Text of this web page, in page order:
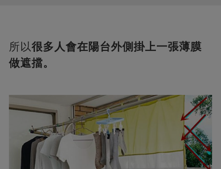
所以很多人會在陽台外側掛上一張薄膜
做遮擋。